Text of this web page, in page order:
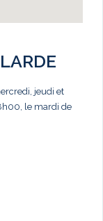
jeudi et
le mardi de